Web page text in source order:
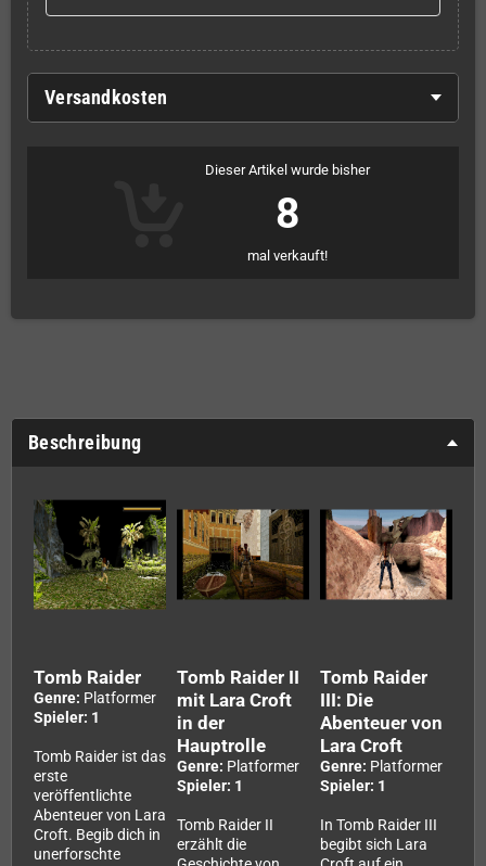
Versandkosten
Dieser Artikel wurde bisher
8
mal verkauft!
Beschreibung
Tomb Raider
Genre: Platformer
Spieler: 1
Tomb Raider ist das
erste
veröffentlichte
Abenteuer von Lara
Croft. Begib dich in
unerforschte
Tomb Raider II
mit Lara Croft
in der
Hauptrolle
Genre: Platformer
Spieler: 1
Tomb Raider II
erzählt die
Tomb Raider
III: Die
Abenteuer von
Lara Croft
Genre: Platformer
Spieler: 1
In Tomb Raider III
begibt sich Lara